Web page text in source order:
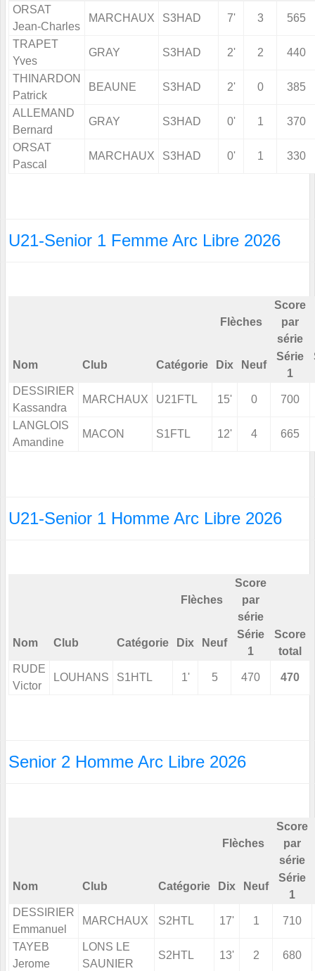
ORSAT
Jean-Charles
MARCHAUX S3HAD 7' 3 565
TRAPET
Yves
GRAY S3HAD 2' 2 440
THINARDON
Patrick
BEAUNE S3HAD 2' 0 385
ALLEMAND
Bernard
GRAY S3HAD 0' 1 370
ORSAT
Pascal
MARCHAUX S3HAD 0' 1 330
U21-Senior 1 Femme Arc Libre 2026
Flèches
Score
par
série
Nom Club Catégorie Dix Neuf
Série
1
DESSIRIER
Kassandra
MARCHAUX U21FTL 15' 0 700
LANGLOIS
Amandine
MACON S1FTL 12' 4 665
U21-Senior 1 Homme Arc Libre 2026
Flèches
Score
par
série
Nom Club Catégorie Dix Neuf
Série
1
Score
total
RUDE
Victor
LOUHANS S1HTL 1' 5 470 470
Senior 2 Homme Arc Libre 2026
Flèches
Score
par
série
Nom Club Catégorie Dix Neuf
Série
1
DESSIRIER
Emmanuel
MARCHAUX S2HTL 17' 1 710
TAYEB
Jerome
LONS LE
SAUNIER
S2HTL 13' 2 680